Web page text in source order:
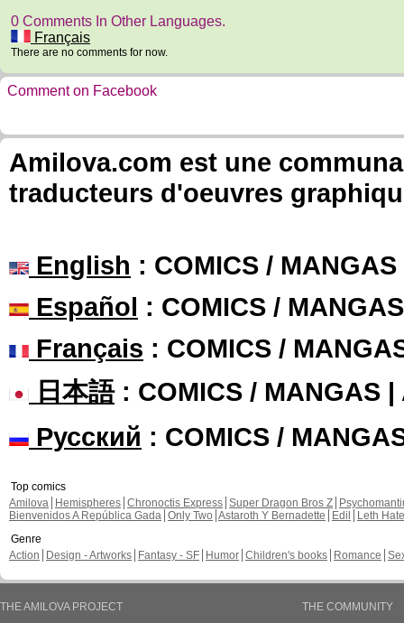
0 Comments In Other Languages.
Français
There are no comments for now.
Comment on Facebook
Amilova.com est une
traducteurs d'oeuvres
English : COMICS /
Español : COMICS /
Français : COMICS /
日本語: COMICS / MANGAS |
Русский : COMICS /
Top comics
Amilova
Hemispheres Chronoctis Express Super Dragon Bros Z
Bienvenidos A República Gada Only Two Astaroth Y Bernadette Edil
Leth Hate
Genre
Action
Design - Artworks Fantasy - SF Humor Children's books Romance
THE AMILOVA PROJECT
THE COMMUNITY